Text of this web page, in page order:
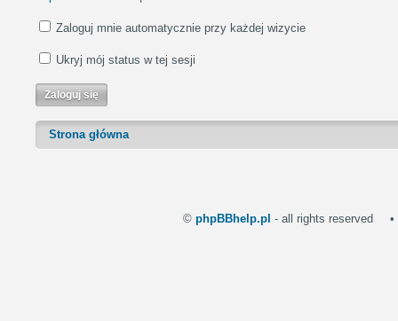
Zaloguj mnie automatycznie przy każdej wizycie
Ukryj mój status w tej sesji
Strona główna
© phpBBhelp.pl - all rights reserved •